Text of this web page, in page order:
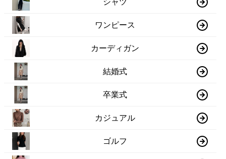
ワンピース
カーディガン
結婚式
卒業式
カジュアル
ゴルフ